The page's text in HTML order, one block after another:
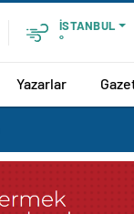
İSTANBUL
°
Yazarlar